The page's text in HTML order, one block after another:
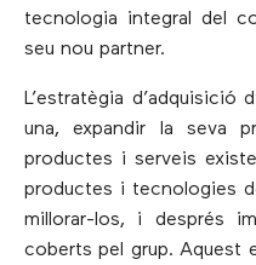
tecnologia integral del
seu nou partner.
L’estratègia d’adquisició
una, expandir la seva
productes i serveis
productes i tecnologies
millorar-los, i després
coberts pel grup. Aquest